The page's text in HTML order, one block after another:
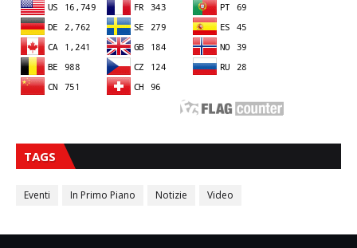
TAGS
Eventi In Primo Piano Notizie Video